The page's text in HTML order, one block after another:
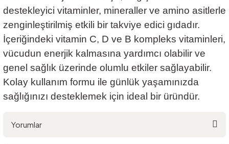
destekleyici vitaminler, mineraller ve amino asitlerle
zenginleştirilmiş etkili bir takviye edici gıdadır.
İçeriğindeki vitamin C, D ve B kompleks vitaminleri,
vücudun enerjik kalmasına yardımcı olabilir ve
genel sağlık üzerinde olumlu etkiler sağlayabilir.
Kolay kullanım formu ile günlük yaşamınızda
sağlığınızı desteklemek için ideal bir üründür.
Yorumlar